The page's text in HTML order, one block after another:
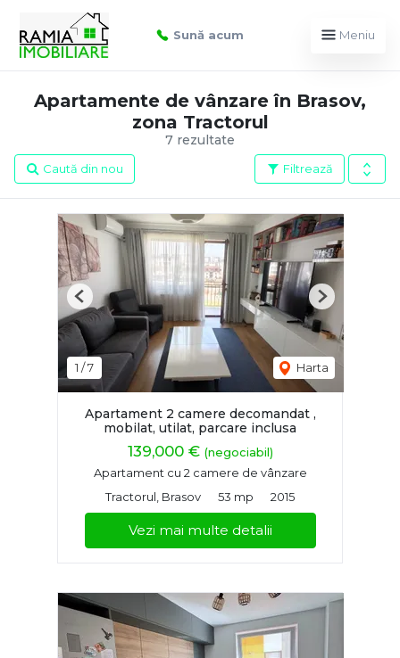
Sună acum Meniu
7 rezultate
Apartamente de vânzare în Brasov,
zona Tractorul
Filtrează
Caută din nou
1 /7 Harta
Previous Next
Apartament 2 camere decomandat ,
mobilat, utilat, parcare inclusa
139,000 € (negociabil)
Apartament cu 2 camere de vânzare
Tractorul, Brasov
53 mp 2015
Vezi mai multe detalii